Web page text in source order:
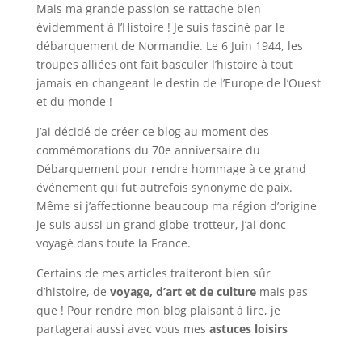
Mais ma grande passion se rattache bien
évidemment à l’Histoire ! Je suis fasciné par le
débarquement de Normandie. Le 6 Juin 1944, les
troupes alliées ont fait basculer l’histoire à tout
jamais en changeant le destin de l’Europe de l’Ouest
et du monde !
J’ai décidé de créer ce blog au moment des
commémorations du 70e anniversaire du
Débarquement pour rendre hommage à ce grand
événement qui fut autrefois synonyme de paix.
Même si j’affectionne beaucoup ma région d’origine
je suis aussi un grand globe-trotteur, j’ai donc
voyagé dans toute la France.
Certains de mes articles traiteront bien sûr
d’histoire, de voyage, d’art et de culturemais pas
que ! Pour rendre mon blog plaisant à lire, je
partagerai aussi avec vous mes astuces loisirs